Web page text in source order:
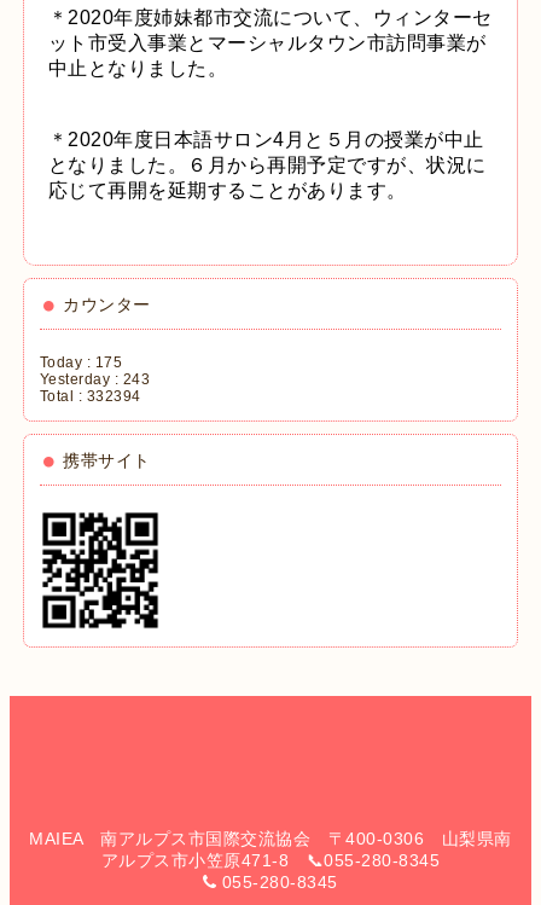
＊2020年度姉妹都市交流について、ウィンターセ
ット市受入事業とマーシャルタウン市訪問事業が
中止となりました。
＊2020年度日本語サロン4月と５月の授業が中止
となりました。６月から再開予定ですが、状況に
応じて再開を延期することがあります。
カウンター
Today : 175
Yesterday : 243
Total : 332394
携帯サイト
MAIEA 南アルプス市国際交流協会 〒400-0306 山梨県南
アルプス市小笠原471-8 📞055-280-8345
055-280-8345